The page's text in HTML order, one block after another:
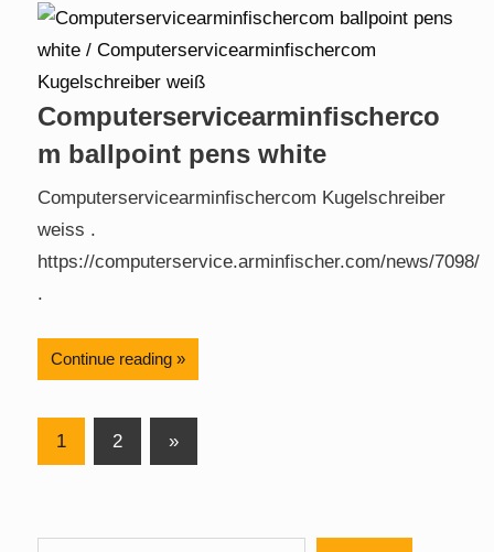
Computerservicearminfischerco
m ballpoint pens white
Computerservicearminfischercom Kugelschreiber
weiss .
https://computerservice.arminfischer.com/news/7098/
.
Continue reading
Posts
1 2
Next
Posts
»